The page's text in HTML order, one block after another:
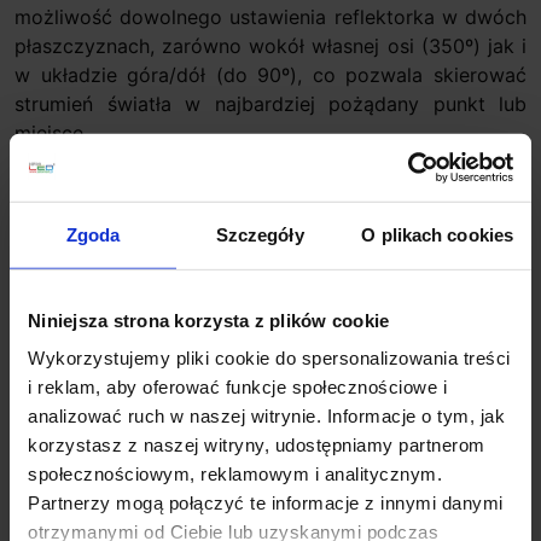
Zgoda Szczegóły O plikach cookies
Niniejsza strona korzysta z plików cookie
Wykorzystujemy pliki cookie do spersonalizowania treści
i reklam, aby oferować funkcje społecznościowe i
analizować ruch w naszej witrynie. Informacje o tym, jak
korzystasz z naszej witryny, udostępniamy partnerom
społecznościowym, reklamowym i analitycznym.
Partnerzy mogą połączyć te informacje z innymi danymi
otrzymanymi od Ciebie lub uzyskanymi podczas
możliwość dowolnego ustawienia reflektorka w dwóch
płaszczyznach, zarówno wokół własnej osi (350º) jak i
w układzie góra/dół (do 90º), co pozwala skierować
strumień światła w najbardziej pożądany punkt lub
miejsce.
Parametry techniczne:
Moc10W
Zasilanie230V
Strumień świetlny1000lm
CRI80
Wysokość całkowita18,3 cm
Średnica 6,5 cm
Kolorbiały, czarny
ProducentREDLUX
Informacje dodatkowe: